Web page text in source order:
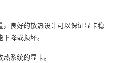
良好的散热设计可以保证显卡稳
降或损坏。
系统的显卡。